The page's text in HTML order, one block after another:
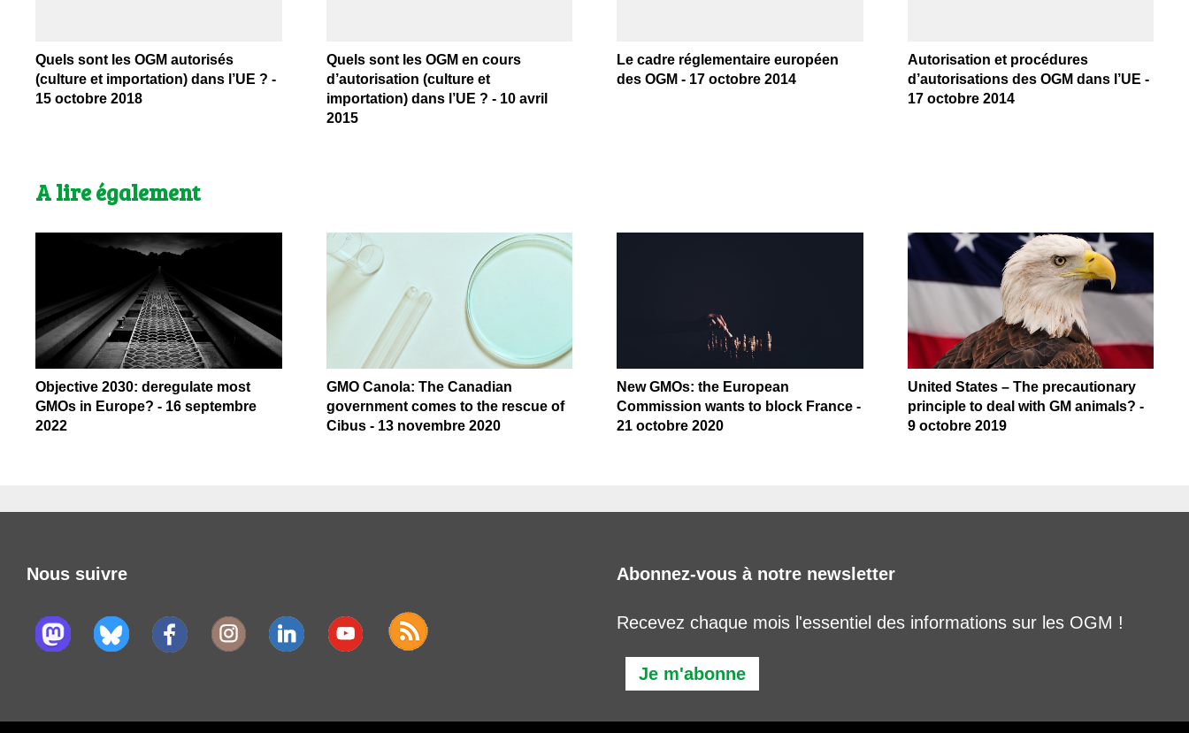
Quels sont les OGM autorisés
(culture et importation) dans l’UE ? -
15 octobre 2018
Quels sont les OGM en cours
d’autorisation (culture et
importation) dans l’UE ? - 10 avril
2015
Le cadre réglementaire européen
des OGM - 17 octobre 2014
Autorisation et procédures
d’autorisations des OGM dans l’UE -
17 octobre 2014
A lire également
Objective 2030: deregulate most
GMOs in Europe? - 16 septembre
2022
GMO Canola: The Canadian
government comes to the rescue of
Cibus - 13 novembre 2020
New GMOs: the European
Commission wants to block France -
21 octobre 2020
United States – The precautionary
principle to deal with GM animals? -
9 octobre 2019
Nous suivre Abonnez-vous à notre newsletter
Recevez chaque mois l'essentiel des informations sur les OGM !
Je m'abonne